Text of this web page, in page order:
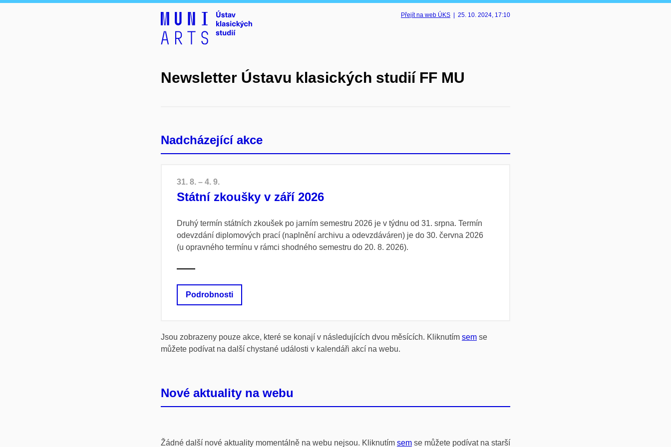
Přejít na web ÚKS 25. 10. 2024, 17:10
Newsletter Ústavu klasických studií FF MU
Nadcházející akce
31. 8. – 4. 9.
Státní zkoušky v září 2026
Druhý termín státních zkoušek po jarním semestru 2026 je v týdnu od 31. srpna. Termín
odevzdání diplomových prací (naplnění archivu a odevzdáváren) je do 30. června 2026
(u opravného termínu v rámci shodného semestru do 20. 8. 2026).
Podrobnosti
Jsou zobrazeny pouze akce, které se konají v následujících dvou měsících. Kliknutím sem se
můžete podívat na další chystané události v kalendáři akcí na webu.
Nové aktuality na webu
Žádné další nové aktuality momentálně na webu nejsou. Kliknutím sem se můžete podívat na starší